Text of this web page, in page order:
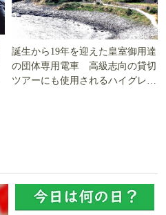
誕生から19年を迎えた皇室御用達
の団体専用電車 高級志向の貸切
ツアーにも使用されるハイグレー